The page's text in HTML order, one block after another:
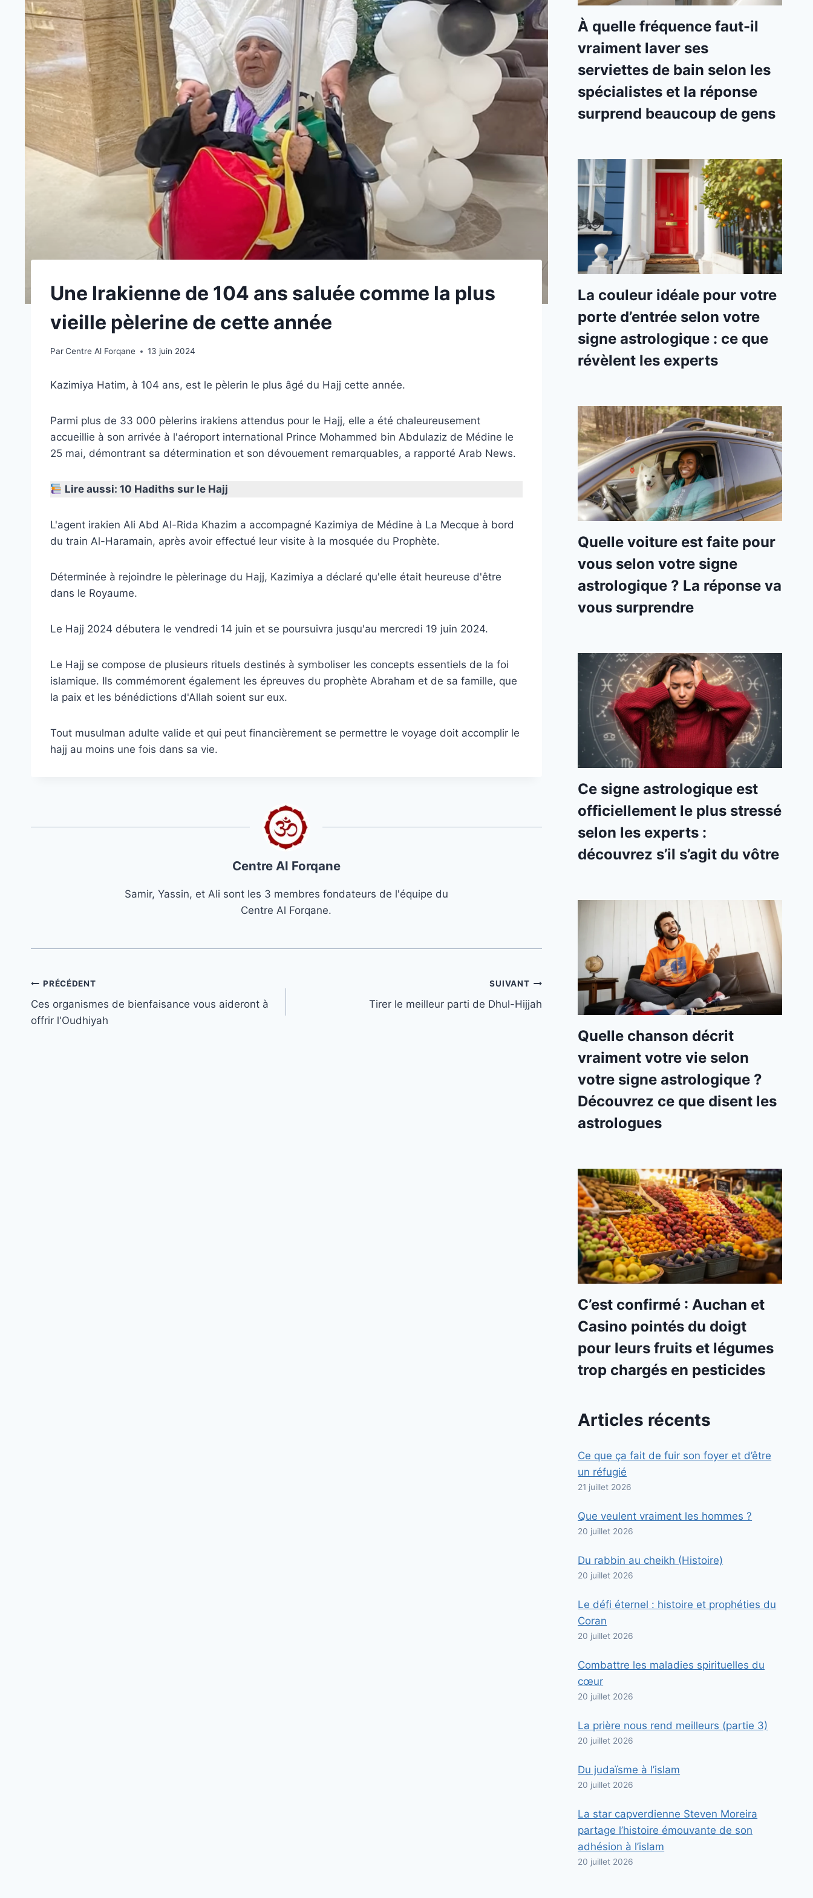
Une Irakienne de 104 ans saluée comme la plus
vieille pèlerine de cette année
ParCentre Al Forqane 13 juin 2024
Kazimiya Hatim, à 104 ans, est le pèlerin le plus âgé du Hajj cette année.
Parmi plus de 33 000 pèlerins irakiens attendus pour le Hajj, elle a été chaleureusement
accueillie à son arrivée à l'aéroport international Prince Mohammed bin Abdulaziz de Médine le
25 mai, démontrant sa détermination et son dévouement remarquables, a rapporté Arab News.
Lire aussi: 10 Hadiths sur le Hajj
L'agent irakien Ali Abd Al-Rida Khazim a accompagné Kazimiya de Médine à La Mecque à bord
du train Al-Haramain, après avoir effectué leur visite à la mosquée du Prophète.
Déterminée à rejoindre le pèlerinage du Hajj, Kazimiya a déclaré qu'elle était heureuse d'être
dans le Royaume.
Le Hajj 2024 débutera le vendredi 14 juin et se poursuivra jusqu'au mercredi 19 juin 2024.
Le Hajj se compose de plusieurs rituels destinés à symboliser les concepts essentiels de la foi
islamique. Ils commémorent également les épreuves du prophète Abraham et de sa famille, que
la paix et les bénédictions d'Allah soient sur eux.
Tout musulman adulte valide et qui peut financièrement se permettre le voyage doit accomplir le
hajj au moins une fois dans sa vie.
Centre Al Forqane
Samir, Yassin, et Ali sont les 3 membres fondateurs de l'équipe du
Centre Al Forqane.
Navigation
de
PRÉCÉDENT
Ces organismes de bienfaisance vous aideront à
offrir l'Oudhiyah
SUIVANT
Tirer le meilleur parti de Dhul-Hijjah
À quelle fréquence faut-il
vraiment laver ses
serviettes de bain selon les
spécialistes et la réponse
surprend beaucoup de gens
La couleur idéale pour votre
porte d’entrée selon votre
signe astrologique : ce que
révèlent les experts
Quelle voiture est faite pour
vous selon votre signe
astrologique ? La réponse va
vous surprendre
Ce signe astrologique est
officiellement le plus stressé
selon les experts :
découvrez s’il s’agit du vôtre
Quelle chanson décrit
vraiment votre vie selon
votre signe astrologique ?
Découvrez ce que disent les
astrologues
C’est confirmé : Auchan et
Casino pointés du doigt
pour leurs fruits et légumes
trop chargés en pesticides
Articles récents
Ce que ça fait de fuir son foyer et d’être
un réfugié
21 juillet 2026
Que veulent vraiment les hommes ?
20 juillet 2026
Du rabbin au cheikh (Histoire)
20 juillet 2026
Le défi éternel : histoire et prophéties du
Coran
20 juillet 2026
Combattre les maladies spirituelles du
cœur
20 juillet 2026
La prière nous rend meilleurs (partie 3)
20 juillet 2026
Du judaïsme à l’islam
20 juillet 2026
La star capverdienne Steven Moreira
partage l’histoire émouvante de son
adhésion à l’islam
20 juillet 2026